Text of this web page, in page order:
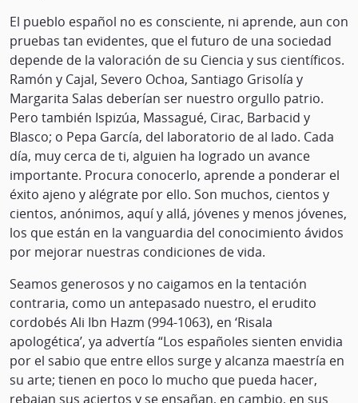
El pueblo español no es consciente, ni aprende, aun con
pruebas tan evidentes, que el futuro de una sociedad
depende de la valoración de su Ciencia y sus científicos.
Ramón y Cajal, Severo Ochoa, Santiago Grisolía y
Margarita Salas deberían ser nuestro orgullo patrio.
Pero también Ispizúa, Massagué, Cirac, Barbacid y
Blasco; o Pepa García, del laboratorio de al lado. Cada
día, muy cerca de ti, alguien ha logrado un avance
importante. Procura conocerlo, aprende a ponderar el
éxito ajeno y alégrate por ello. Son muchos, cientos y
cientos, anónimos, aquí y allá, jóvenes y menos jóvenes,
los que están en la vanguardia del conocimiento ávidos
por mejorar nuestras condiciones de vida.
Seamos generosos y no caigamos en la tentación
contraria, como un antepasado nuestro, el erudito
cordobés Ali Ibn Hazm (994-1063), en ‘Risala
apologética’, ya advertía “Los españoles sienten envidia
por el sabio que entre ellos surge y alcanza maestría en
su arte; tienen en poco lo mucho que pueda hacer,
rebajan sus aciertos y se ensañan, en cambio, en sus